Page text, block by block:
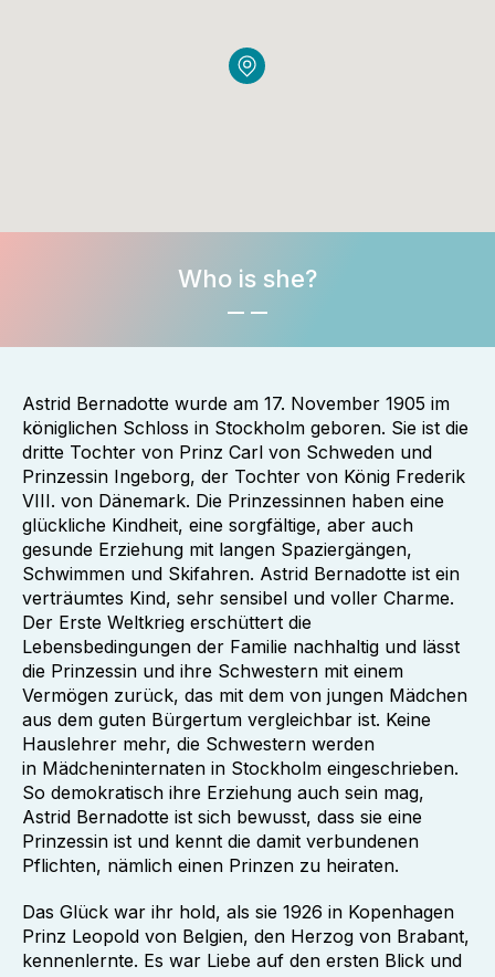
Who is she?
Astrid Bernadotte wurde am 17. November 1905 im
königlichen Schloss in Stockholm geboren. Sie ist die
dritte Tochter von Prinz Carl von Schweden und
Prinzessin Ingeborg, der Tochter von König Frederik
VIII. von Dänemark. Die Prinzessinnen haben eine
glückliche Kindheit, eine sorgfältige, aber auch
gesunde Erziehung mit langen Spaziergängen,
Schwimmen und Skifahren. Astrid Bernadotte ist ein
verträumtes Kind, sehr sensibel und voller Charme.
Der Erste Weltkrieg erschüttert die
Lebensbedingungen der Familie nachhaltig und lässt
die Prinzessin und ihre Schwestern mit einem
Vermögen zurück, das mit dem von jungen Mädchen
aus dem guten Bürgertum vergleichbar ist. Keine
Hauslehrer mehr, die Schwestern werden
in Mädcheninternaten in Stockholm eingeschrieben.
So demokratisch ihre Erziehung auch sein mag,
Astrid Bernadotte ist sich bewusst, dass sie eine
Prinzessin ist und kennt die damit verbundenen
Pflichten, nämlich einen Prinzen zu heiraten.
Das Glück war ihr hold, als sie 1926 in Kopenhagen
Prinz Leopold von Belgien, den Herzog von Brabant,
kennenlernte. Es war Liebe auf den ersten Blick und